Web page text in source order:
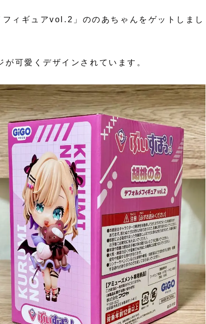
ィギュアvol.2」ののあちゃんをゲットしまし
可愛くデザインされています。